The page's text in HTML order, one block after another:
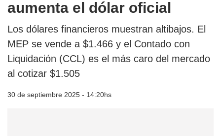
aumenta el dólar oficial
Los dólares financieros muestran altibajos. El
MEP se vende a $1.466 y el Contado con
Liquidación (CCL) es el más caro del mercado
al cotizar $1.505
30 de septiembre 2025 - 14:20hs